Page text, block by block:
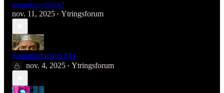
utenrikspolitikk?
nov. 11, 2025 • Ytringsforum
Kommentariatet #24
nov. 4, 2025 • Ytringsforum